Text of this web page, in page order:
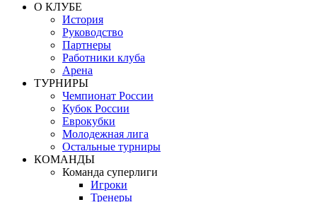
О КЛУБЕ
История
Руководство
Партнеры
Работники клуба
Арена
ТУРНИРЫ
Чемпионат России
Кубок России
Еврокубки
Молодежная лига
Остальные турниры
КОМАНДЫ
Команда суперлиги
Игроки
Тренеры